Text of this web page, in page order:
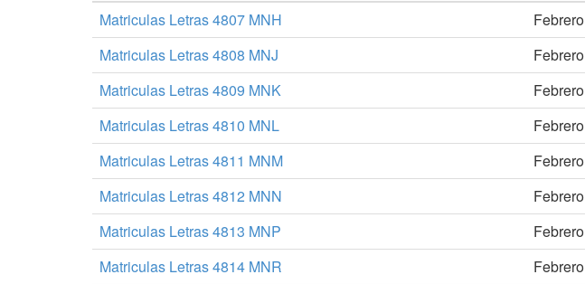
Matriculas Letras 4807 MNH
Febrero
Matriculas Letras 4808 MNJ
Febrero
Matriculas Letras 4809 MNK
Febrero
Matriculas Letras 4810 MNL
Febrero
Matriculas Letras 4811 MNM
Febrero
Matriculas Letras 4812 MNN
Febrero
Matriculas Letras 4813 MNP
Febrero
Matriculas Letras 4814 MNR
Febrero